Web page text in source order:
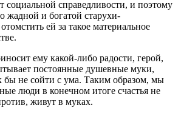
социальной справедливости, и поэтому
жадной и богатой старухи-
ей за такое материальное
ему какой-либо радости, герой,
постоянные душевные муки,
бы не сойти с ума. Таким образом, мы
люди в конечном итоге счастья не
живут в муках.